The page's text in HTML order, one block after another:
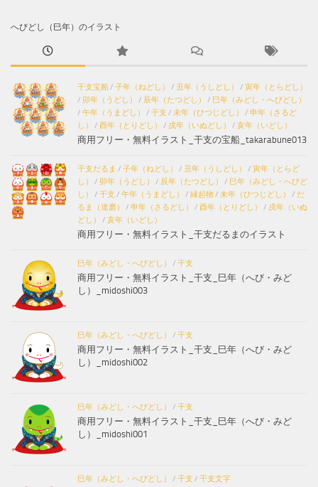
へびどし（巳年）のイラスト
干支宝船/ 子年（ねどし） / 丑年（うしどし） / 寅年（とらどし）
/ 卯年（うどし） / 辰年（たつどし） / 巳年（みどし・へびどし）
/ 午年（うまどし） / 干支 / 未年（ひつじどし） / 申年（さるど
し）
/ 酉年（とりどし） / 戌年（いぬどし） / 亥年（いどし）
商用フリー・無料イラスト_干支の宝船_takarabune013
干支だるま / 子年（ねどし） / 丑年（うしどし） / 寅年（とらど
し）
/ 卯年（うどし） / 辰年（たつどし） / 巳年（みどし・へびど
し）
/ 干支 / 午年（うまどし） / 縁起物/ 未年（ひつじどし） / だ
るま（達磨）
/ 申年（さるどし） / 酉年（とりどし） / 戌年（いぬ
どし）
/ 亥年（いどし）
商用フリー・無料イラスト_干支だるまのイラスト
巳年（みどし・へびどし） / 干支
商用フリー・無料イラスト_干支_巳年（へび・みど
し）_midoshi003
巳年（みどし・へびどし） / 干支
商用フリー・無料イラスト_干支_巳年（へび・みど
し）_midoshi002
巳年（みどし・へびどし） / 干支
商用フリー・無料イラスト_干支_巳年（へび・みど
し）_midoshi001
巳年（みどし・へびどし） / 干支 / 干支文字